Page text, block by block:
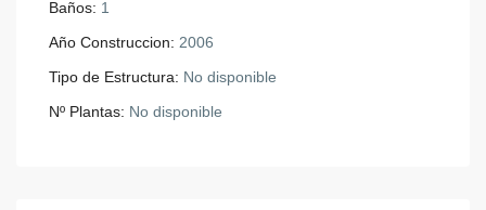
Baños: 1
Año Construccion: 2006
Tipo de Estructura: No disponible
Nº Plantas: No disponible